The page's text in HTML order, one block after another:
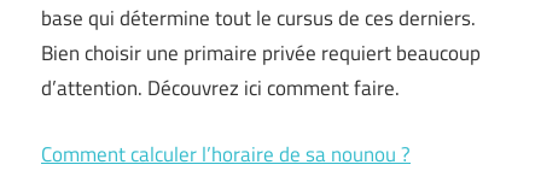
base qui détermine tout le cursus de ces derniers.
Bien choisir une primaire privée requiert beaucoup
d’attention. Découvrez ici comment faire.
Comment calculer l’horaire de sa nounou ?